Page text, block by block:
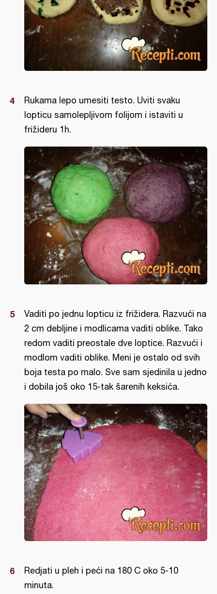
Rukama lepo umesiti testo. Uviti svaku
lopticu samolepljivom folijom i istaviti u
frižideru 1h.
Vaditi po jednu lopticu iz frižidera. Razvući na
2 cm debljine i modlicama vaditi oblike. Tako
redom vaditi preostale dve loptice. Razvući i
modlom vaditi oblike. Meni je ostalo od svih
boja testa po malo. Sve sam sjedinila u jedno
i dobila još oko 15-tak šarenih keksića.
Redjati u pleh i peći na 180 C oko 5-10
minuta.